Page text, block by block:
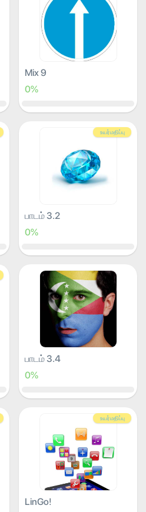
Mix 9
0%
உயர்மதிப்பு
பாடம் 3.2
0%
பாடம் 3.4
0%
உயர்மதிப்பு
LinGo!